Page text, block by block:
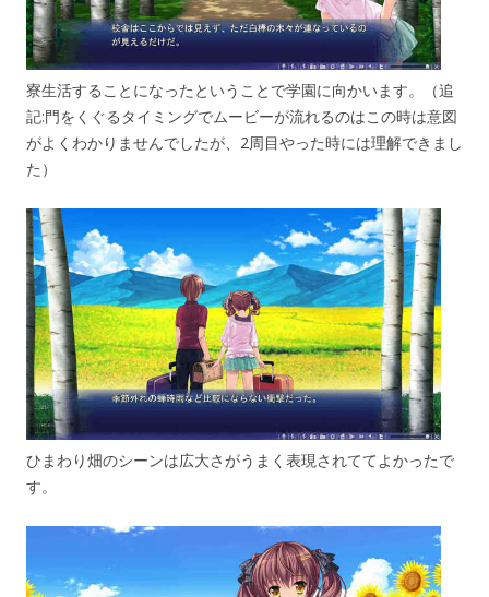
寮生活することになったということで学園に向かいます。（追
記:門をくぐるタイミングでムービーが流れるのはこの時は意図
がよくわかりませんでしたが、2周目やった時には理解できまし
た）
ひまわり畑のシーンは広大さがうまく表現されててよかったで
す。